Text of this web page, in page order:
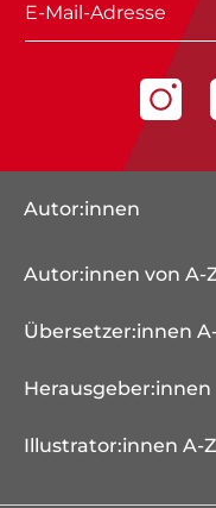
E-Mail-Adresse
Autor:innen
Autor:innen von A-
Übersetzer:innen
Herausgeber:innen
Illustrator:innen A-Z